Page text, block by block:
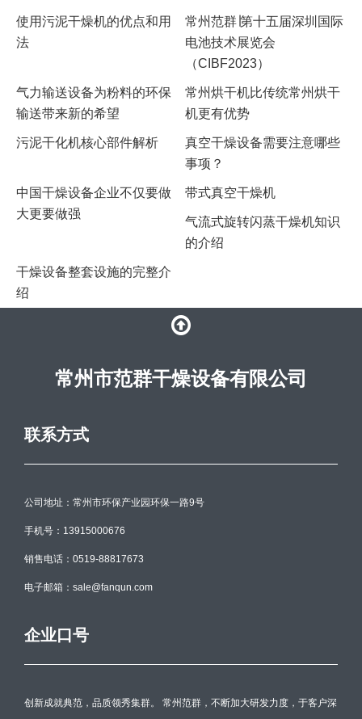
​使用污泥干燥机的优点和用
法
常州范群∣第十五届深圳国际
电池技术展览会
（CIBF2023）
气力输送设备为粉料的环保
输送带来新的希望
常州烘干机比传统常州烘干
机更有优势
污泥干化机核心部件解析
真空干燥设备需要注意哪些
事项？
中国干燥设备企业不仅要做
大更要做强
带式真空干燥机
气流式旋转闪蒸干燥机知识
的介绍
干燥设备整套设施的完整介
绍
常州市范群干燥设备有限公司
联系方式
公司地址：常州市环保产业园环保一路9号
手机号：13915000676
销售电话：0519-88817673
电子邮箱：sale@fanqun.com
企业口号
创新成就典范，品质领秀集群。 常州范群，不断加大研发力度，于客户深